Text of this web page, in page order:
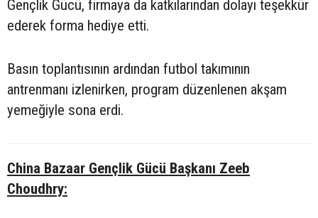
Gençlik Gücü, firmaya da katkılarından dolayı teşekkür
ederek forma hediye etti.
Basın toplantısının ardından futbol takımının
antrenmanı izlenirken, program düzenlenen akşam
yemeğiyle sona erdi.
China Bazaar Gençlik Gücü Başkanı Zeeb
Choudhry: